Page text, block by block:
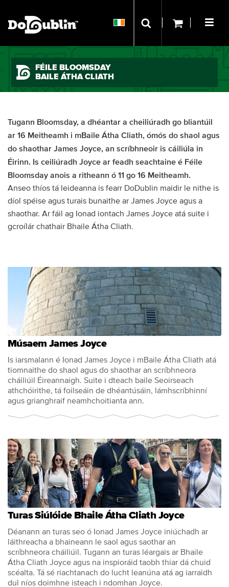
FÉILE BLOOMSDAY
BAILE ÁTHA CLIATH
Tugann Bloomsday, a dhéantar a cheiliúradh go bliantúil
ar 16 Meitheamh i mBaile Átha Cliath, ómós do shaol agus
do shaothar James Joyce, an scríbhneoir is cáiliúla in
Éirinn. Is ceiliúradh Joyce ar feadh seachtaine é Féile
Bloomsday anois a ritheann ó 11 go 16 Meitheamh.
Anseo thíos tá leideanna is fearr DoDublin maidir le nithe is
díol spéise agus turais bunaithe ar James Joyce agus a
shaothar. Ar fáil ag Ionad iontach James Joyce atá suite i
gcroílár chathair Bhaile Átha Cliath.
Músaem James Joyce
Is iarsmalann é Ionad James Joyce i mBaile Átha Cliath atá
tiomnaithe do shaol agus do shaothar an scríbhneora
cháiliúil Éireannaigh. Suite i dteach baile Seoirseach
athchóirithe, tá foilseáin de dhéantúsáin, lámhscríbhinní
agus grianghraif neamhchoitianta ann.
Turas Siúlóide Bhaile Átha Cliath Joyce
Déanann an turas seo ó Ionad James Joyce iniúchadh ar
láithreacha a bhaineann le saol agus saothar an
scríbhneora cháiliúil. Tugann an turas léargais ar Bhaile
Átha Cliath Joyce agus na inspioráid taobh thiar dá chuid
scéalta. Tá sé riachtanach do lucht leanúna atá ag iarraidh
dul níos doimhne isteach i ndomhan Joyce.